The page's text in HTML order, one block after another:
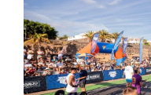
CONTACTO